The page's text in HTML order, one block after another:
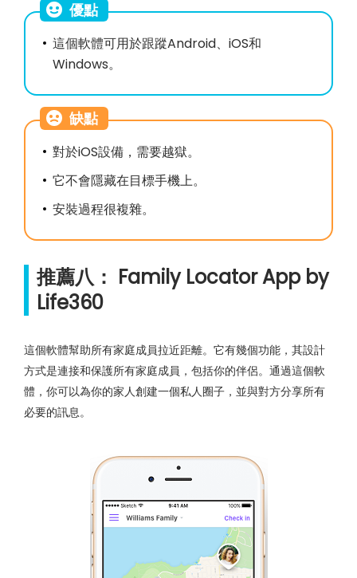
優點
這個軟體可用於跟蹤Android、iOS和
Windows。
缺點
對於iOS設備，需要越獄。
它不會隱藏在目標手機上。
安裝過程很複雜。
推薦八： Family Locator App by
Life360
這個軟體幫助所有家庭成員拉近距離。它有幾個功能，其設計
方式是連接和保護所有家庭成員，包括你的伴侶。通過這個軟
體，你可以為你的家人創建一個私人圈子，並與對方分享所有
必要的訊息。